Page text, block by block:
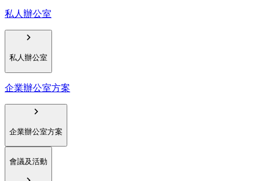
私人辦公室
私人辦公室
企業辦公室方案
企業辦公室方案
會議及活動